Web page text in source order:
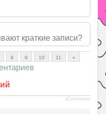
краткие записи?
8 9 10 11 »
JComments